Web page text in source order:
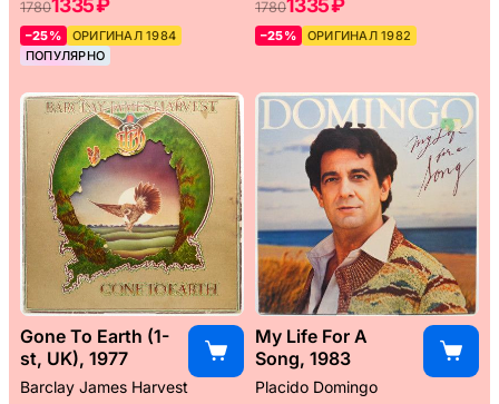
1780
–25%
ОРИГИНАЛ 1984
ПОПУЛЯРНО
1780
–25% ОРИГИНАЛ 1982
Gone To Earth (1-
st, UK), 1977
Barclay James Harvest
My Life For A
Song, 1983
Placido Domingo